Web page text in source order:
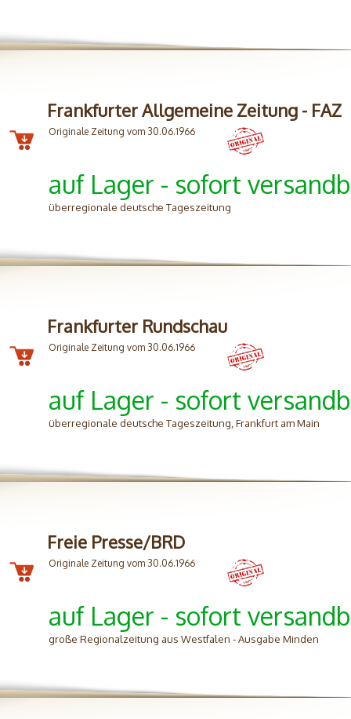
Frankfurter Allgemeine Zeitung - FAZ
Originale Zeitung vom 30.06.1966
auf Lager - sofort
überregionale deutsche Tageszeitung
Frankfurter Rundschau
Originale Zeitung vom 30.06.1966
auf Lager - sofort
überregionale deutsche Tageszeitung, Frankfurt am Main
Freie Presse/BRD
Originale Zeitung vom 30.06.1966
auf Lager - sofort
große Regionalzeitung aus Westfalen - Ausgabe Minden